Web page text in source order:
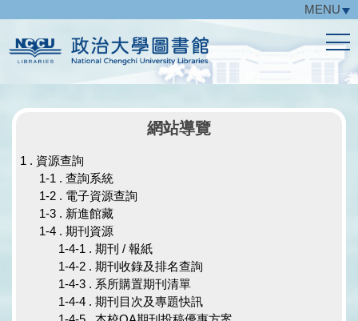
主
要
區
MENU
網站導覽
1 . 資源查詢
1-1 . 查詢系統
1-2 . 電子資源查詢
1-3 . 新進館藏
1-4 . 期刊資源
1-4-1 . 期刊 / 報紙
1-4-2 . 期刊收錄及排名查詢
1-4-3 . 系所購置期刊清單
1-4-4 . 期刊目次及專題快訊